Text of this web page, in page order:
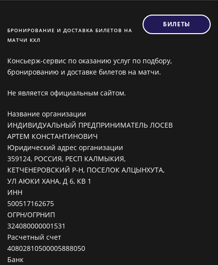
БРОНИРОВАНИЕ И ДОСТАВКА БИЛЕТОВ НА
МАТЧИ КХЛ
БИЛЕТЫ
Консьерж-сервис по оказанию услуг по подбору,
бронированию и доставке билетов на матчи.
Не является официальным сайтом.
Название организации
ИНДИВИДУАЛЬНЫЙ ПРЕДПРИНИМАТЕЛЬ ЛОСЕВ
АРТЕМ КОНСТАНТИНОВИЧ
Юридический адрес организации
359124, РОССИЯ, РЕСП КАЛМЫКИЯ,
КЕТЧЕНЕРОВСКИЙ Р-Н, ПОСЕЛОК АЛЦЫНХУТА,
УЛ АЮКИ ХАНА, Д 6, КВ 1
ИНН
500517162675
ОГРН/ОГРНИП
324080000001531
Расчетный счет
40802810500005888050
Банк